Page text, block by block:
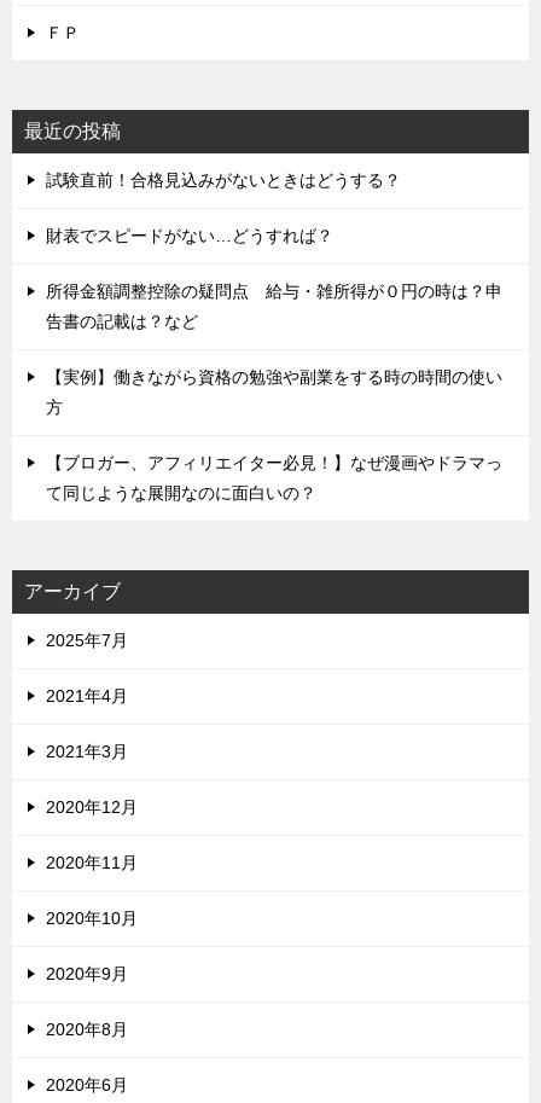
ＦＰ
最近の投稿
試験直前！合格見込みがないときはどうする？
財表でスピードがない…どうすれば？
所得金額調整控除の疑問点 給与・雑所得が０円の時は？申
告書の記載は？など
【実例】働きながら資格の勉強や副業をする時の時間の使い
方
【ブロガー、アフィリエイター必見！】なぜ漫画やドラマっ
て同じような展開なのに面白いの？
アーカイブ
2025年7月
2021年4月
2021年3月
2020年12月
2020年11月
2020年10月
2020年9月
2020年8月
2020年6月